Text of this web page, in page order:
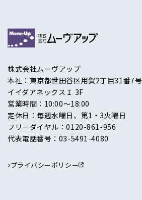
株式会社ムーヴアップ
本社：東京都世田谷区用賀2丁目31番7号
イイダアネックスＩ 3F
営業時間：10:00〜18:00
定休日：毎週水曜日、第1・3火曜日
フリーダイヤル：0120-861-956
代表電話番号： 03-5491-4080
プライバシーポリシー